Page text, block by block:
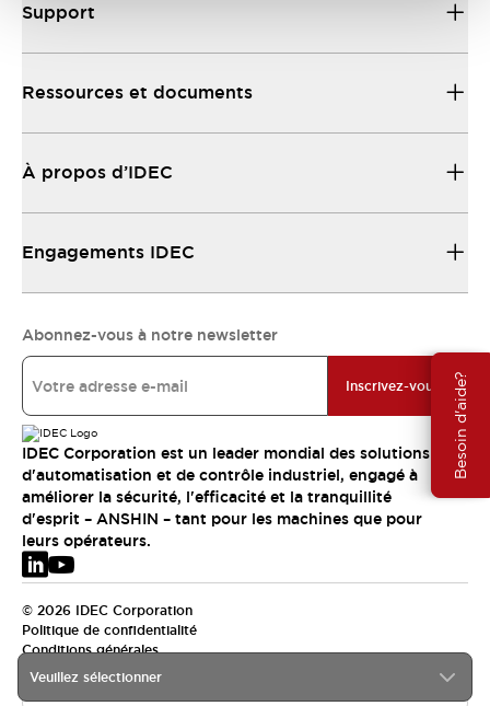
Besoin d'aide?
Veuillez sélectionner
Support
Ressources et documents
À propos d’IDEC
Engagements IDEC
Abonnez-vous à notre newsletter
Inscrivez-vous
IDEC Corporation est un leader mondial des solutions
d'automatisation et de contrôle industriel, engagé à
améliorer la sécurité, l'efficacité et la tranquillité
d'esprit – ANSHIN – tant pour les machines que pour
leurs opérateurs.
© 2026 IDEC Corporation
Politique de confidentialité
Conditions générales
EMEA